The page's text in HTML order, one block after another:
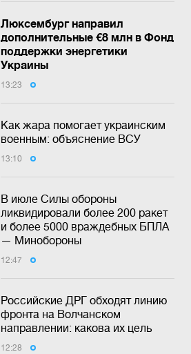
Люксембург направил
дополнительные €8 млн в Фонд
поддержки энергетики
Украины
13:23
Как жара помогает украинским
военным: объяснение ВСУ
13:10
В июле Силы обороны
ликвидировали более 200 ракет
и более 5000 враждебных БПЛА
— Минобороны
12:47
Российские ДРГ обходят линию
фронта на Волчанском
направлении: какова их цель
12:28